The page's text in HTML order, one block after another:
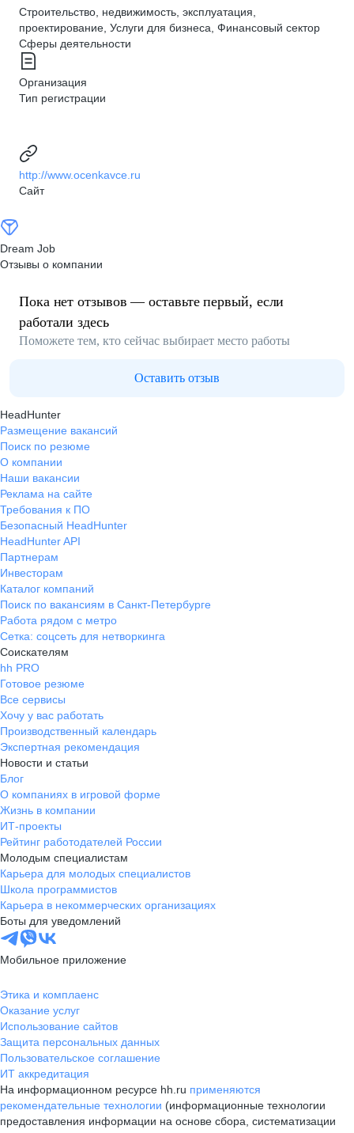
Строительство, недвижимость, эксплуатация,
проектирование, Услуги для бизнеса, Финансовый сектор
Сферы деятельности
Организация
Тип регистрации
http://www.ocenkavce.ru
Сайт
Dream Job
Отзывы о компании
Пока нет отзывов — оставьте первый, если
работали здесь
Поможете тем, кто сейчас выбирает место работы
Оставить отзыв
HeadHunter
Размещение вакансий
Поиск по резюме
О компании
Наши вакансии
Реклама на сайте
Требования к ПО
Безопасный HeadHunter
HeadHunter API
Партнерам
Инвесторам
Каталог компаний
Поиск по вакансиям в Санкт-Петербурге
Работа рядом с метро
Сетка: соцсеть для нетворкинга
Соискателям
hh PRO
Готовое резюме
Все сервисы
Хочу у вас работать
Производственный календарь
Экспертная рекомендация
Новости и статьи
Блог
О компаниях в игровой форме
Жизнь в компании
ИТ-проекты
Рейтинг работодателей России
Молодым специалистам
Карьера для молодых специалистов
Школа программистов
Карьера в некоммерческих организациях
Боты для уведомлений
Мобильное приложение
Этика и комплаенс
Оказание услуг
Использование сайтов
Защита персональных данных
Пользовательское соглашение
ИТ аккредитация
На информационном ресурсе hh.ru применяются
рекомендательные технологии (информационные технологии
предоставления информации на основе сбора, систематизации